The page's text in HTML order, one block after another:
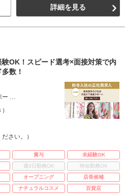
詳細を見る
OK！スピード選考×面接対策で内
数！
ー …
さい。）
賞与
未経験OK
週3日勤務OK
時短勤務OK
オープニング
店長候補
ナチュラルコスメ 百貨店